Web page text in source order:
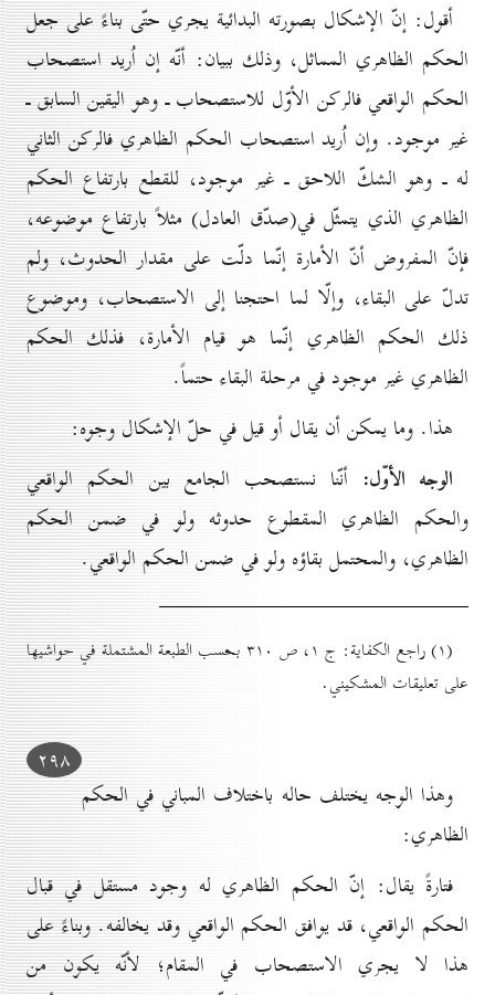
أقول: إنّ الإشكال بصورته البدائية يجري حتّى بناءً على جعل
الحكم الظاهري المماثل، وذلك ببيان: أنّه إن اُريد استصحاب
الحكم الواقعي فالركن الأوّل للاستصحاب ـ وهو اليقين السابق ـ
غير موجود. وإن اُريد استصحاب الحكم الظاهري فالركن الثاني
له ـ وهو الشكّ اللاحق ـ غير موجود، للقطع بارتفاع الحكم
الظاهري الذي يتمثّل في(صدّق العادل) مثلاً بارتفاع موضوعه،
فإنّ المفروض أنّ الأمارة إنّما دلّت على مقدار الحدوث، ولم
تدلّ على البقاء، وإلّا لما احتجنا إلى الاستصحاب، وموضوع
ذلك الحكم الظاهري إنّما هو قيام الأمارة، فذلك الحكم
الظاهري غير موجود في مرحلة البقاء حتماً.
هذا. وما يمكن أن يقال أو قيل في حلّ الإشكال وجوه:
الوجه الأوّل: أنّنا نستصحب الجامع بين الحكم الواقعي
والحكم الظاهري المقطوع حدوثه ولو في ضمن الحكم
الظاهري، والمحتمل بقاؤه ولو في ضمن الحكم الواقعي.
(۱) راجع الكفاية: ج ۱، ص ۳۱٠ بحسب الطبعة المشتملة في حواشيها
على تعليقات المشكيني.
۲۹۸
وهذا الوجه يختلف حاله باختلاف المباني في الحكم
الظاهري:
فتارةً يقال: إنّ الحكم الظاهري له وجود مستقل في قبال
الحكم الواقعي، قد يوافق الحكم الواقعي وقد يخالفه. وبناءً على
هذا لا يجري الاستصحاب في المقام؛ لأنّه يكون من